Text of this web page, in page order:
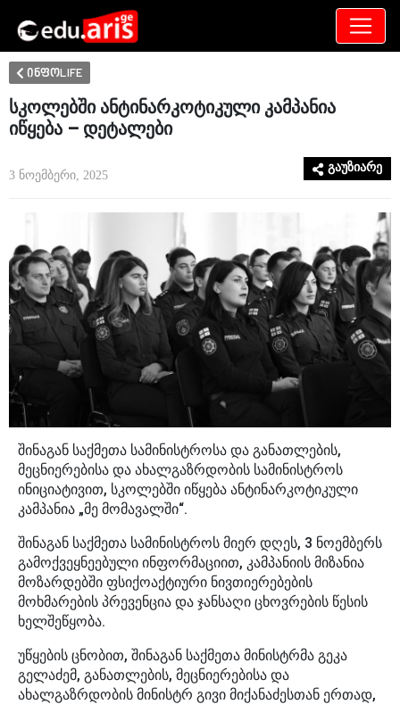
განათლება
ინფოLIFE
სკოლებში ანტინარკოტიკული კამპანია
იწყება – დეტალები
3 ნოემბერი, 2025
გაუზიარე
შინაგან საქმეთა სამინისტროსა და განათლების,
მეცნიერებისა და ახალგაზრდობის სამინისტროს
ინიციატივით, სკოლებში იწყება ანტინარკოტიკული
კამპანია „მე მომავალში“.
შინაგან საქმეთა სამინისტროს მიერ დღეს, 3 ნოემბერს
გამოქვეყნეებული ინფორმაციით, კამპანიის მიზანია
მოზარდებში ფსიქოაქტიური ნივთიერებების
მოხმარების პრევენცია და ჯანსაღი ცხოვრების წესის
ხელშეწყობა.
უწყების ცნობით, შინაგან საქმეთა მინისტრმა გეკა
გელაძემ, განათლების, მეცნიერებისა და
ახალგაზრდობის მინისტრ გივი მიქანაძესთან ერთად,